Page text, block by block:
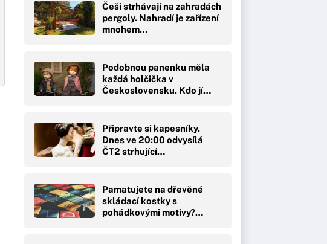
Češi strhávají na zahradách
pergoly. Nahradí je zařízení
mnohem…
Podobnou panenku měla
každá holčička v
Československu. Kdo jí…
Připravte si kapesníky.
Dnes ve 20:00 odvysílá
ČT2 strhující…
Pamatujete na dřevěné
skládací kostky s
pohádkovými motivy?…